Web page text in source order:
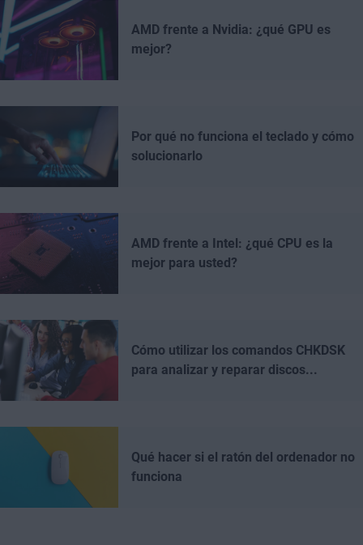
AMD frente a Nvidia: ¿qué GPU es
mejor?
Por qué no funciona el teclado y cómo
solucionarlo
AMD frente a Intel: ¿qué CPU es la
mejor para usted?
Cómo utilizar los comandos CHKDSK
para analizar y reparar discos...
Qué hacer si el ratón del ordenador no
funciona